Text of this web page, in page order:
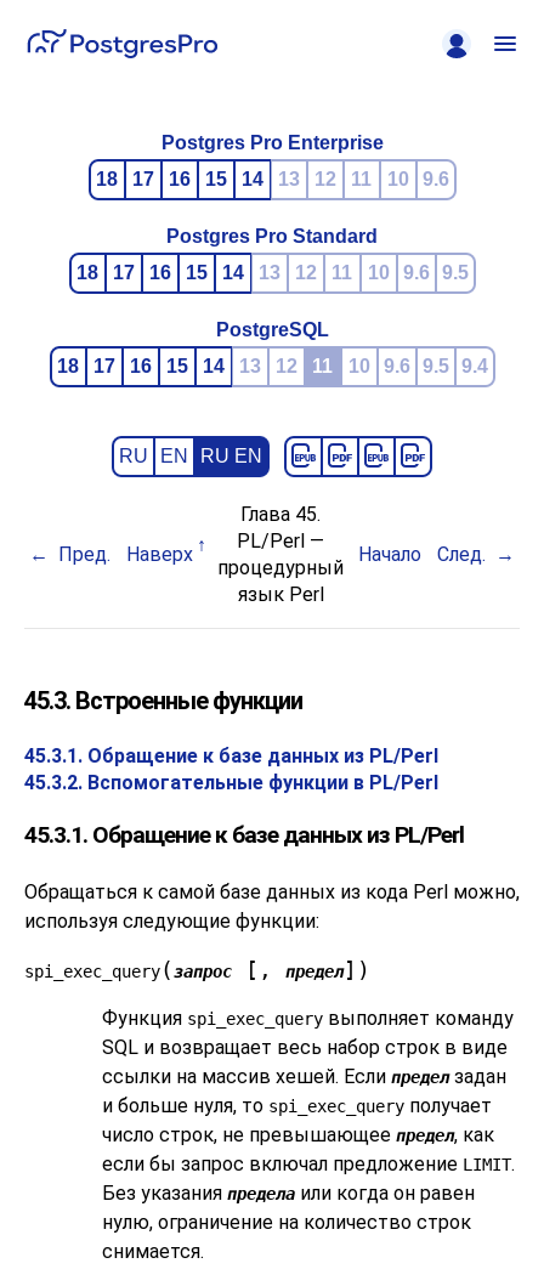
Postgres Pro Enterprise
18
17 16 15 14 13 12 11 10 9.6
Postgres Pro Standard
18
17 16 15 14 13 12 11 10 9.6 9.5
PostgreSQL
18
17 16 15 14 13 12 11 10 9.6 9.5 9.4
RU EN RU EN
Пред. Наверх
Глава 45.
PL/Perl —
процедурный
язык Perl
Начало След.
45.3. Встроенные функции
45.3.1. Обращение к базе данных из PL/Perl
45.3.2. Вспомогательные функции в PL/Perl
45.3.1. Обращение к базе данных из PL/Perl
Обращаться к самой базе данных из кода Perl можно,
используя следующие функции:
spi_exec_query(запрос [, предел])
Функция spi_exec_query выполняет команду
SQL и возвращает весь набор строк в виде
ссылки на массив хешей. Если пределзадан
и больше нуля, то spi_exec_query получает
число строк, не превышающее предел, как
если бы запрос включал предложение LIMIT.
Без указания предела или когда он равен
нулю, ограничение на количество строк
снимается.